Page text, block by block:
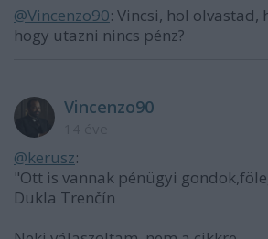
@Vincenzo90: Vincsi, hol olvastad,
hogy utazni nincs pénz?
Vincenzo90
@kerusz:
"Ott is vannak pénügyi
Dukla Trenčín